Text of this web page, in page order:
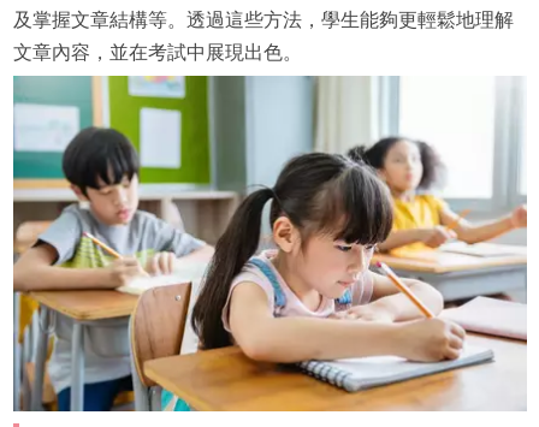
及掌握文章結構等。透過這些方法，學生能夠更輕鬆地理解
文章內容，並在考試中展現出色。